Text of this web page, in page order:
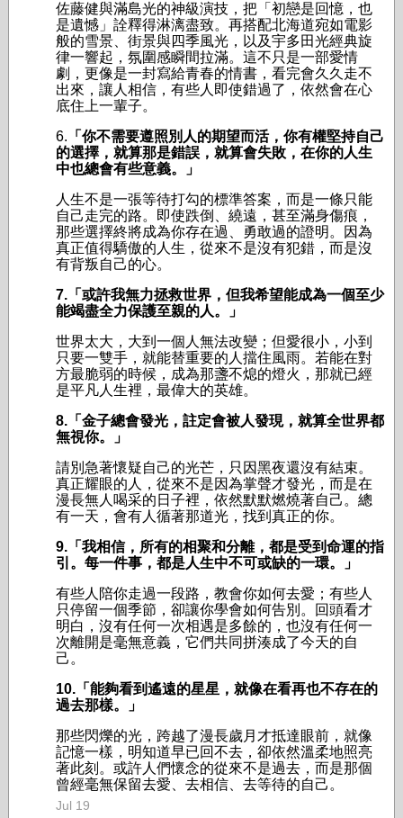
佐藤健與滿島光的神級演技，把「初戀是回憶，也
是遺憾」詮釋得淋漓盡致。再搭配北海道宛如電影
般的雪景、街景與四季風光，以及宇多田光經典旋
律一響起，氛圍感瞬間拉滿。這不只是一部愛情
劇，更像是一封寫給青春的情書，看完會久久走不
出來，讓人相信，有些人即使錯過了，依然會在心
底住上一輩子。
6. 「你不需要遵照別人的期望而活，你有權堅持自己
的選擇，就算那是錯誤，就算會失敗，在你的人生
中也總會有些意義。」
人生不是一張等待打勾的標準答案，而是一條只能
自己走完的路。即使跌倒、繞遠，甚至滿身傷痕，
那些選擇終將成為你存在過、勇敢過的證明。因為
真正值得驕傲的人生，從來不是沒有犯錯，而是沒
有背叛自己的心。
7.「或許我無力拯救世界，但我希望能成為一個至少
能竭盡全力保護至親的人。」
世界太大，大到一個人無法改變；但愛很小，小到
只要一雙手，就能替重要的人擋住風雨。若能在對
方最脆弱的時候，成為那盞不熄的燈火，那就已經
是平凡人生裡，最偉大的英雄。
8.「金子總會發光，註定會被人發現，就算全世界都
無視你。」
請別急著懷疑自己的光芒，只因黑夜還沒有結束。
真正耀眼的人，從來不是因為掌聲才發光，而是在
漫長無人喝采的日子裡，依然默默燃燒著自己。總
有一天，會有人循著那道光，找到真正的你。
9.「我相信，所有的相聚和分離，都是受到命運的指
引。每一件事，都是人生中不可或缺的一環。」
有些人陪你走過一段路，教會你如何去愛；有些人
只停留一個季節，卻讓你學會如何告別。回頭看才
明白，沒有任何一次相遇是多餘的，也沒有任何一
次離開是毫無意義，它們共同拼湊成了今天的自
己。
10.「能夠看到遙遠的星星，就像在看再也不存在的
過去那樣。」
那些閃爍的光，跨越了漫長歲月才抵達眼前，就像
記憶一樣，明知道早已回不去，卻依然溫柔地照亮
著此刻。或許人們懷念的從來不是過去，而是那個
曾經毫無保留去愛、去相信、去等待的自己。
Jul 19